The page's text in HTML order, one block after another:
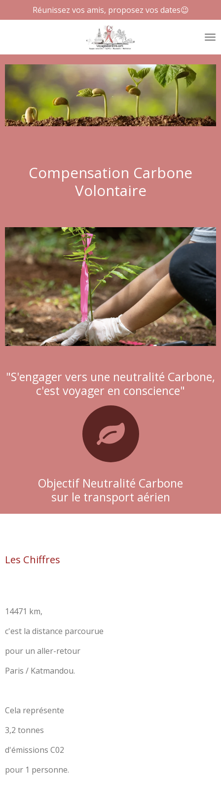
au
Réunissez vos amis, proposez vos dates😉
Compensation Carbone
Volontaire
"S'engager vers une neutralité Carbone,
c'est voyager en conscience"
Objectif Neutralité Carbone
sur le transport aérien
Les Chiffres
14471 km,
c'est la distance parcourue
pour un aller-retour
Paris / Katmandou.
Cela représente
3,2 tonnes
d'émissions C02
pour 1 personne.